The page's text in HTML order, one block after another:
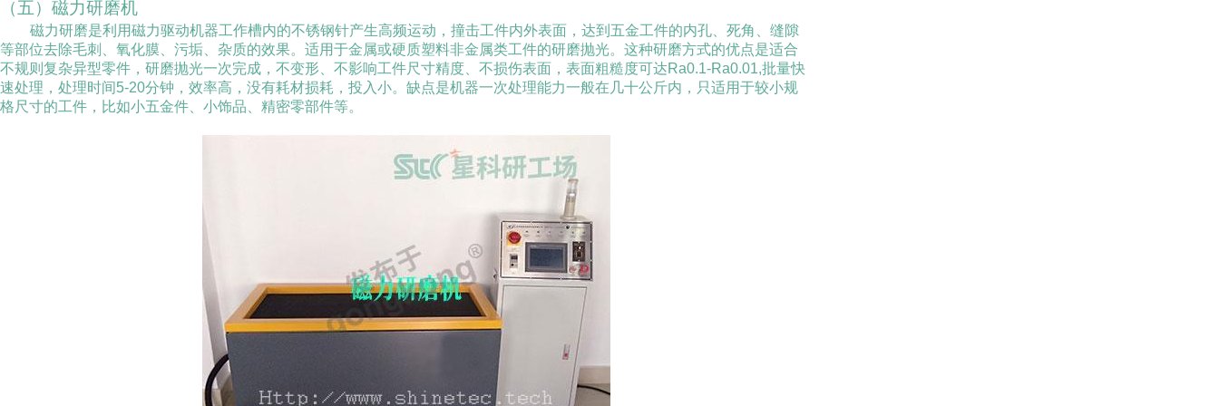
（五）磁力研磨机
磁力研磨是利用磁力驱动机器工作槽内的不锈钢针产生高频运动，撞击工件内外表面，达到五金工件的内孔、死角、缝隙
等部位去除毛刺、氧化膜、污垢、杂质的效果。适用于金属或硬质塑料非金属类工件的研磨抛光。这种研磨方式的优点是适合
不规则复杂异型零件，研磨抛光一次完成，不变形、不影响工件尺寸精度、不损伤表面，表面粗糙度可达Ra0.1-Ra0.01,批量快
速处理，处理时间5-20分钟，效率高，没有耗材损耗，投入小。缺点是机器一次处理能力一般在几十公斤内，只适用于较小规
格尺寸的工件，比如小五金件、小饰品、精密零部件等。